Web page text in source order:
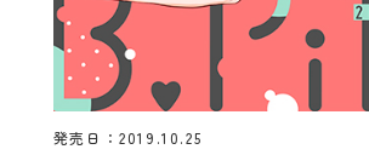
発売日：2019.10.25